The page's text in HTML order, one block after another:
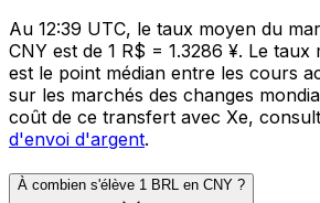
Au 12:39 UTC, le taux moyen du
CNY est de 1 R$ = 1.3286 ¥. Le
est le point médian entre les cours
sur les marchés des changes
coût de ce transfert avec Xe,
d'envoi d'argent.
À combien s'élève 1 BRL en CNY ?